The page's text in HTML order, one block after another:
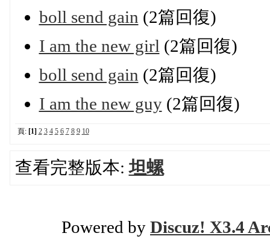
boll send gain (2篇回復)
I am the new girl (2篇回復)
boll send gain (2篇回復)
I am the new guy(2篇回復)
頁: [1] 2 3 4 5 6 7 8 9 10
查看完整版本:坦螺
Powered by Discuz! X3.4